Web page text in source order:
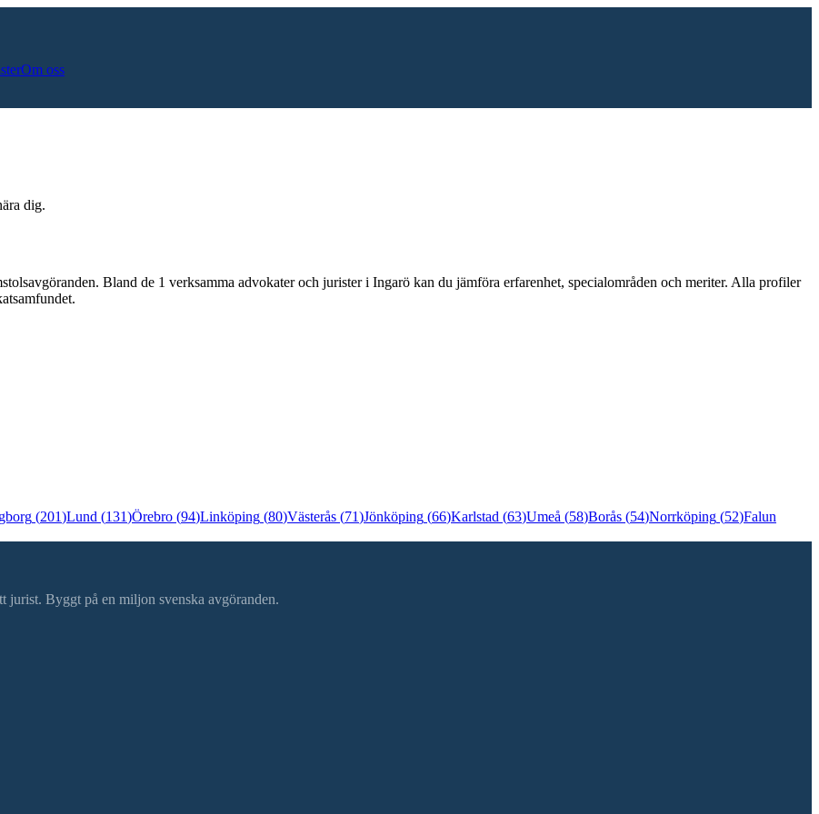
Om oss
dig.
Bland de 1 verksamma advokater och jurister i Ingarö kan du jämföra erfarenhet, specialområden och meriter. Alla profiler
(201)Lund (131)Örebro (94)Linköping (80)Västerås (71)Jönköping (66)Karlstad (63)Umeå (58)Borås (54)Norrköping (52)Falun
jurist. Byggt på en miljon svenska avgöranden.